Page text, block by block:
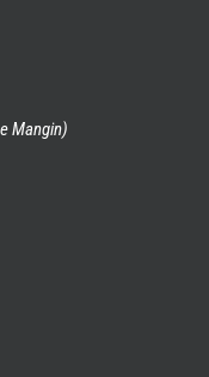
Mangin)